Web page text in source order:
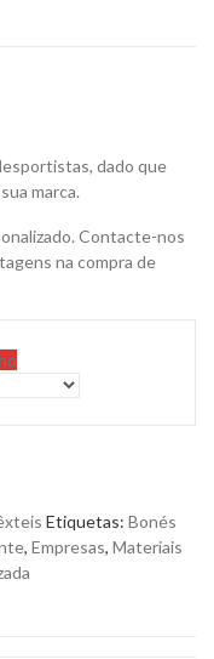
dado que
marca.
Contacte-nos
na compra de
Etiquetas: Bonés
, Empresas, Materiais